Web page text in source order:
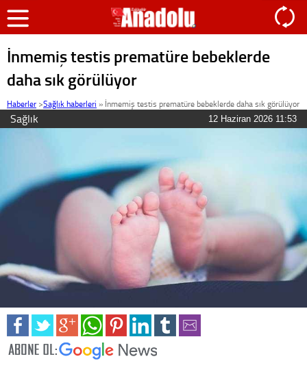
İnmemiş testis prematüre bebeklerde
daha sık görülüyor
Haberler >Sağlık haberleri » İnmemiş testis prematüre bebeklerde daha sık görülüyor
Sağlık 12 Haziran 2026 11:53